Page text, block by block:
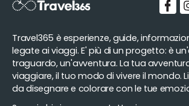
Travel365 è esperienze, guide,
legate ai viaggi. E' più di un progetto: è
traguardo, un'avventura. La tua
viaggiare, il tuo modo di vivere il mondo.
da disegnare e colorare con le tue